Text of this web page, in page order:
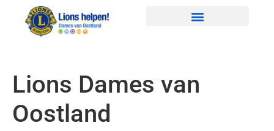
Lions Dames van
Oostland